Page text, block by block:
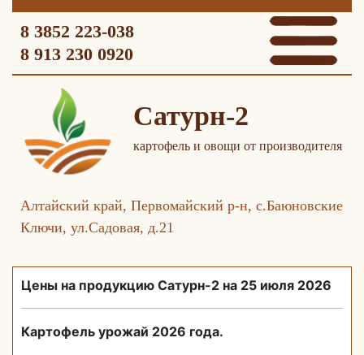
8 3852 223-038
8 913 230 0920
Сатурн-2
картофель и овощи от производителя
Алтайский край, Первомайский р-н, с.Баюновские
Ключи, ул.Садовая, д.21
Цены на продукцию Сатурн-2 на 25 июля 2026
Картофель урожай 2026 года.